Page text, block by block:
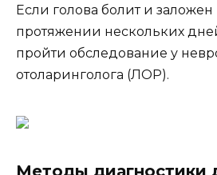
Если голова болит и заложен
протяжении нескольких
пройти обследование у
отоларинголога (ЛОР).
Методы диагностики